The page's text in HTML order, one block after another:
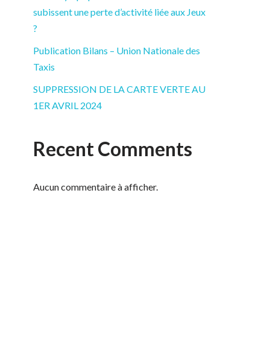
subissent une perte d’activité liée aux Jeux
?
Publication Bilans – Union Nationale des
Taxis
SUPPRESSION DE LA CARTE VERTE AU
1ER AVRIL 2024
Recent Comments
Aucun commentaire à afficher.